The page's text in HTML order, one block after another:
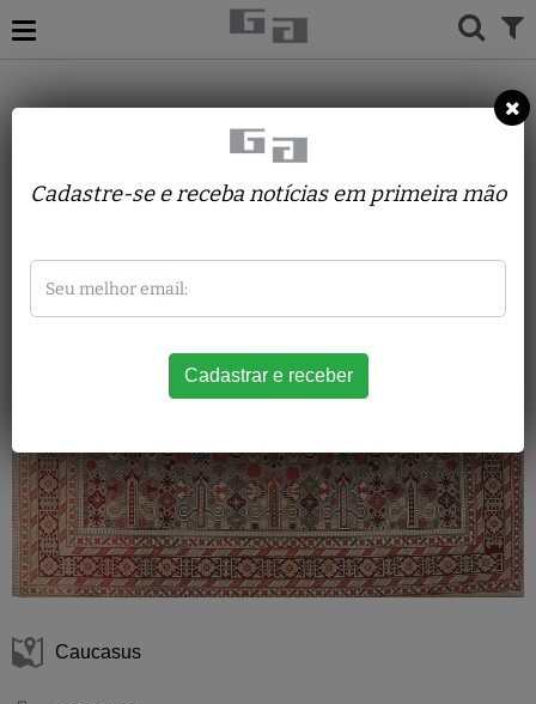
KUBA SHIRVAN
Caucasus
Cadastre-se e receba notícias em primeira mão